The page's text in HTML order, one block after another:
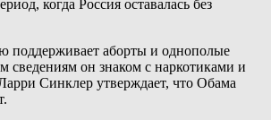
когда Россия оставалась без
поддерживает аборты и однополые
сведениям он знаком с наркотиками и
Синклер утверждает, что Обама